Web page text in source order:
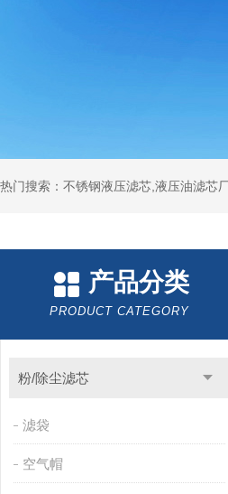
热门搜索：不锈钢液压滤芯,液压油滤芯
产品分类
PRODUCT CATEGORY
粉/除尘滤芯
滤袋
空气帽